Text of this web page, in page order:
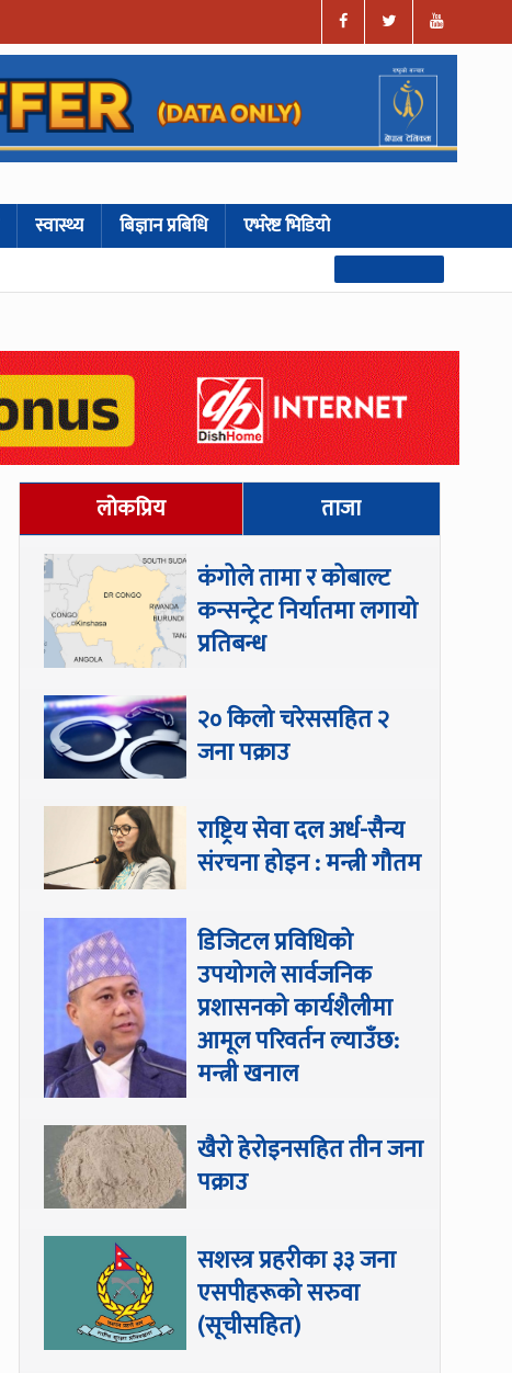
स्वास्थ्य बिज्ञान प्रबिधि एभरेष्ट भिडियो
लोकप्रिय ताजा
कंगोले तामा र कोबाल्ट
कन्सन्ट्रेट निर्यातमा लगायो
प्रतिबन्ध
२० किलो चरेससहित २
जना पक्राउ
राष्ट्रिय सेवा दल अर्ध-सैन्य
संरचना होइन : मन्त्री गौतम
डिजिटल प्रविधिको
उपयोगले सार्वजनिक
प्रशासनको कार्यशैलीमा
आमूल परिवर्तन ल्याउँछ:
मन्त्री खनाल
खैरो हेरोइनसहित तीन जना
पक्राउ
सशस्त्र प्रहरीका ३३ जना
एसपीहरूको सरुवा
(सूचीसहित)